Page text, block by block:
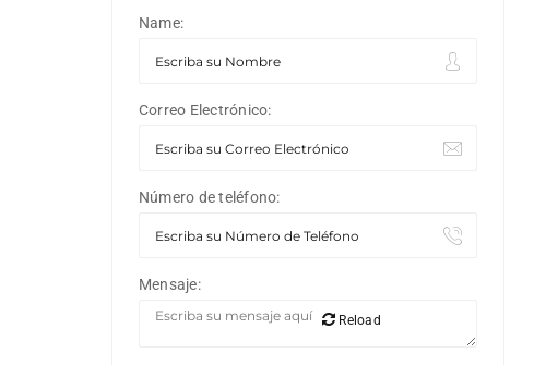
Name:
Correo Electrónico:
Número de teléfono:
Mensaje:
Reload